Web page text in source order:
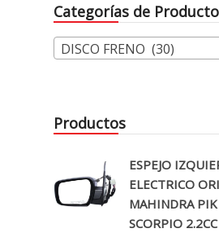
Categorías de Producto
DISCO FRENO (30)
Productos
ESPEJO
ELECTRICO
MAHINDRA
SCORPIO